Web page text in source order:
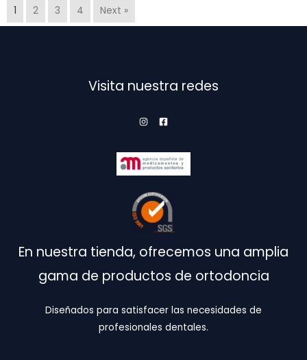
1 2 3 4 Next »
Visita nuestra redes
En nuestra tienda, ofrecemos una amplia
gama de productos de ortodoncia
Diseñados para satisfacer las necesidades de
profesionales dentales.